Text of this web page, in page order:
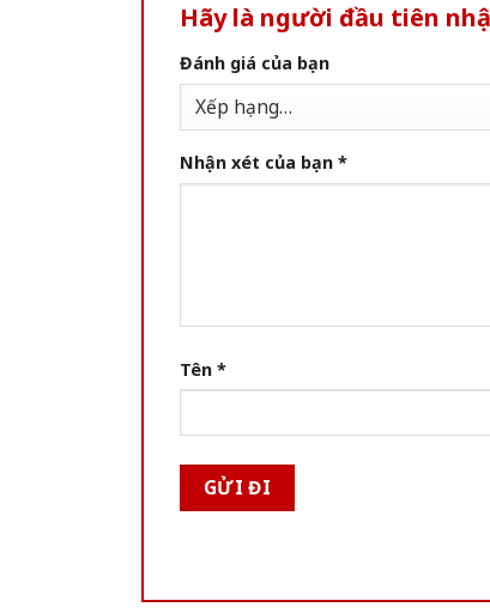
Hãy là người đầu tiên
Đánh giá của bạn
Nhận xét của bạn *
Tên *